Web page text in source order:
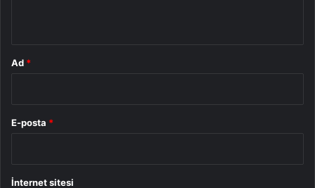
Ad *
E-posta *
İnternet sitesi